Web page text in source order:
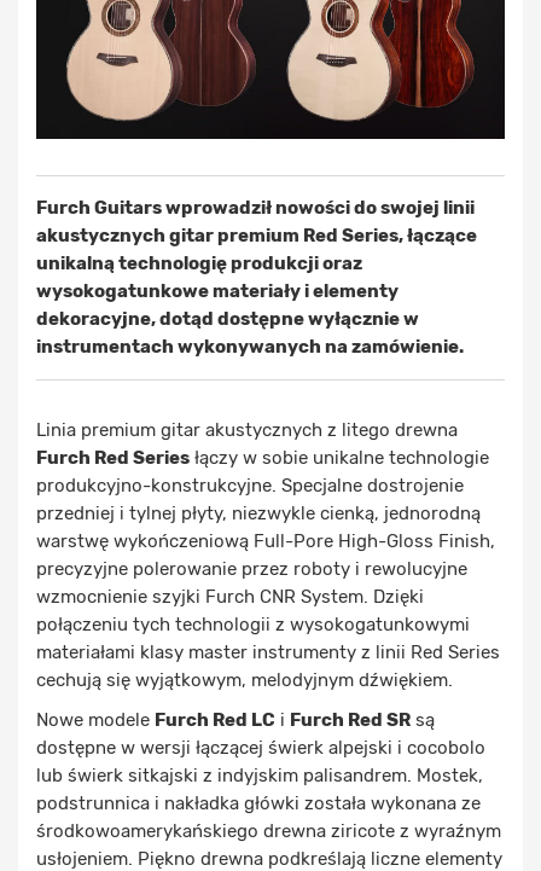
Furch Guitars wprowadził nowości do swojej linii
akustycznych gitar premium Red Series, łączące
unikalną technologię produkcji oraz
wysokogatunkowe materiały i elementy
dekoracyjne, dotąd dostępne wyłącznie w
instrumentach wykonywanych na zamówienie.
Linia premium gitar akustycznych z litego drewna
Furch Red Series łączy w sobie unikalne technologie
produkcyjno-konstrukcyjne. Specjalne dostrojenie
przedniej i tylnej płyty, niezwykle cienką, jednorodną
warstwę wykończeniową Full-Pore High-Gloss Finish,
precyzyjne polerowanie przez roboty i rewolucyjne
wzmocnienie szyjki Furch CNR System. Dzięki
połączeniu tych technologii z wysokogatunkowymi
materiałami klasy master instrumenty z linii Red Series
cechują się wyjątkowym, melodyjnym dźwiękiem.
Nowe modele Furch Red LC i Furch Red SR są
dostępne w wersji łączącej świerk alpejski i cocobolo
lub świerk sitkajski z indyjskim palisandrem. Mostek,
podstrunnica i nakładka główki została wykonana ze
środkowoamerykańskiego drewna ziricote z wyraźnym
usłojeniem. Piękno drewna podkreślają liczne elementy